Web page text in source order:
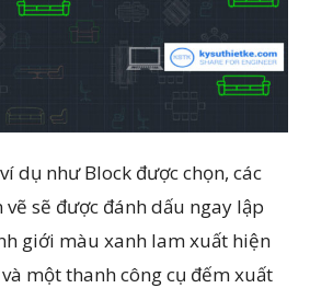
dụ như Block được chọn, các
sẽ được đánh dấu ngay lập
giới màu xanh lam xuất hiện
một thanh công cụ đếm xuất